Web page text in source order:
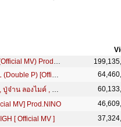
Bye Bye - P-HOT ft.YOUNGOHM - (Official MV) Prod.DeejayB
เบอร์มาดิ - P-HOT ft. Mindset & MVL (Double P) [Official MV] Prod.DeejayB
รำวงในดงชบา - P-HOT ft. RachYO , ปู่จ๋าน ลองไมค์ , F.HERO [ Official MV ]
MV] Prod.NINO
[ Official MV ]